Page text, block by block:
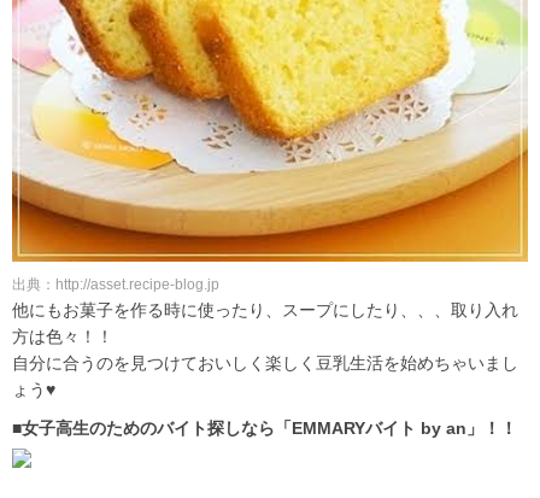
出典：http://asset.recipe-blog.jp
他にもお菓子を作る時に使ったり、スープにしたり、、、取り入れ
方は色々！！
自分に合うのを見つけておいしく楽しく豆乳生活を始めちゃいまし
ょう♥
■女子高生のためのバイト探しなら「EMMARYバイト by an」！！